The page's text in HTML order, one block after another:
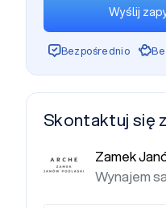
Wyślij
Bezpośrednio
Skontaktuj się
Zamek
Wynajem